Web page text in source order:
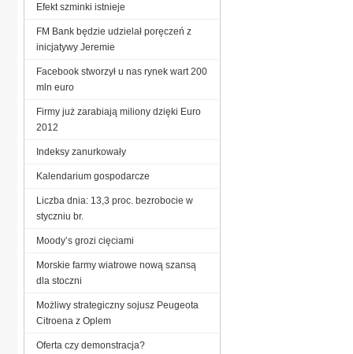
Efekt szminki istnieje
FM Bank będzie udzielał poręczeń z
inicjatywy Jeremie
Facebook stworzył u nas rynek wart 200
mln euro
Firmy już zarabiają miliony dzięki Euro
2012
Indeksy zanurkowały
Kalendarium gospodarcze
Liczba dnia: 13,3 proc. bezrobocie w
styczniu br.
Moody’s grozi cięciami
Morskie farmy wiatrowe nową szansą
dla stoczni
Możliwy strategiczny sojusz Peugeota
Citroena z Oplem
Oferta czy demonstracja?